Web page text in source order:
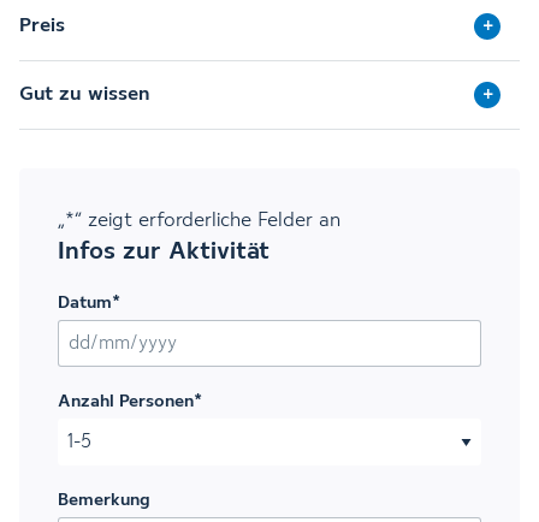
Preis
Gut zu wissen
„*“ zeigt erforderliche Felder an
Infos zur Aktivität
Datum*
TT Schrägstrich MM Schrägstrich JJJJ
Anzahl Personen*
Bemerkung